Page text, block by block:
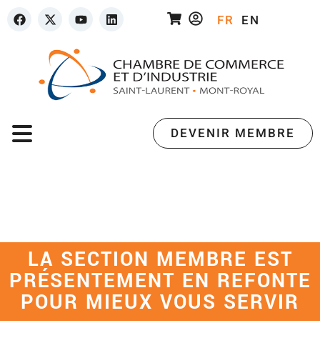
FR EN
DEVENIR MEMBRE
LA SECTION MEMBRE EST
PRÉSENTEMENT EN REFONTE
POUR MIEUX VOUS SERVIR